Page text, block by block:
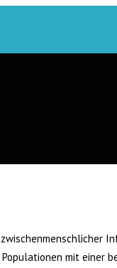
mit